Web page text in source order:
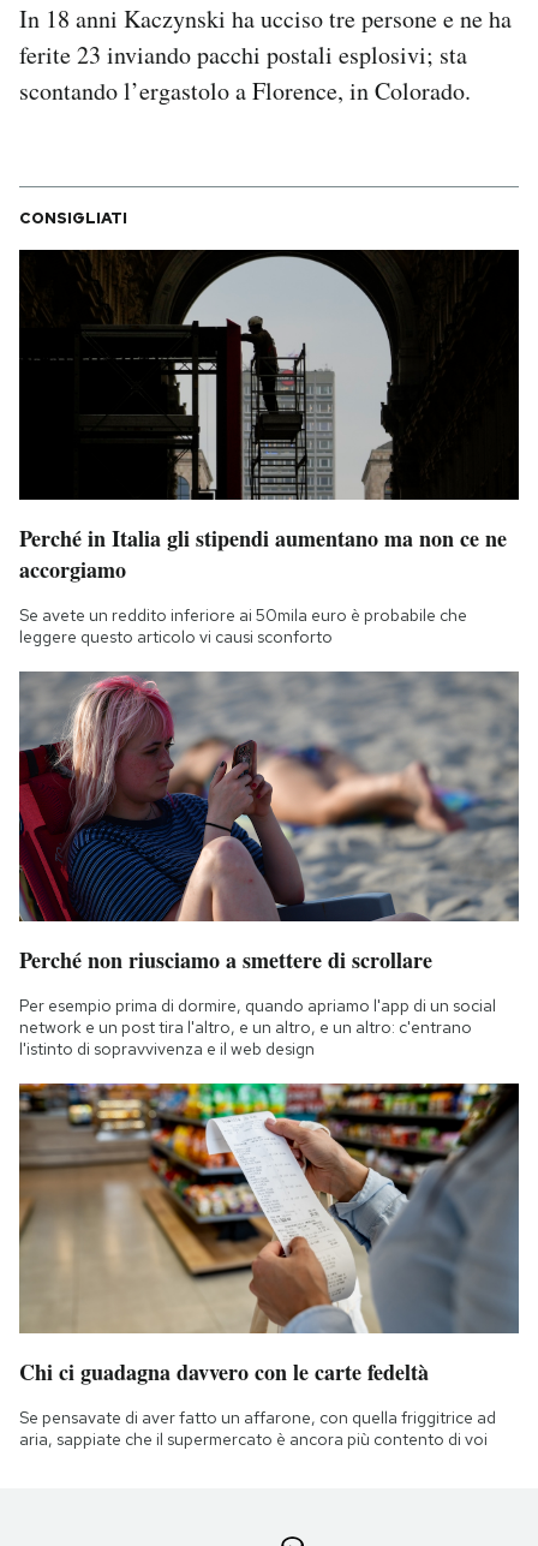
Hai bisogno di aiuto?
Esci
In 18 anni Kaczynski ha ucciso tre persone e ne ha
ferite 23 inviando pacchi postali esplosivi; sta
scontando l’ergastolo a Florence, in Colorado.
CONSIGLIATI
Perché in Italia gli stipendi aumentano ma non ce ne
accorgiamo
Se avete un reddito inferiore ai 50mila euro è probabile che
leggere questo articolo vi causi sconforto
Perché non riusciamo a smettere di scrollare
Per esempio prima di dormire, quando apriamo l'app di un social
network e un post tira l'altro, e un altro, e un altro: c'entrano
l'istinto di sopravvivenza e il web design
Chi ci guadagna davvero con le carte fedeltà
Se pensavate di aver fatto un affarone, con quella friggitrice ad
aria, sappiate che il supermercato è ancora più contento di voi